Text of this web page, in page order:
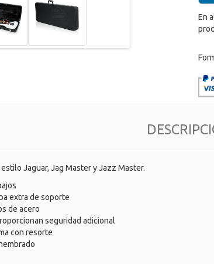
En
Jaguar, Jag Master y Jazz Master.
extra de soporte
de acero
seguridad adicional
con resorte